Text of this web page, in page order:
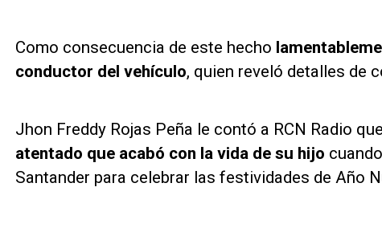
Como consecuencia de este hecho
conductor del vehículo, quien reveló detalles de
Jhon Freddy Rojas Peña le contó a RCN Radio que
atentado que acabó con la vida de su hijo
Santander para celebrar las festividades de Año